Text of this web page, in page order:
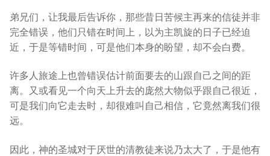
弟兄们，让我最后告诉你，那些昔日苦候主再来的信徒并非
完全错误，他们只错在时间上，以为主凯旋的日子已经迫
近，于是等错时间，可是他们本身的盼望，却不会白费。
许多人旅途上也曾错误估计前面要去的山跟自己之间的距
离。又或看见一个向天上升去的庞然大物似乎跟自己很近，
可是我们向它走去时，却很难叫自己相信，它竟然离我们很
远。
因此，神的圣城对于厌世的清教徒来说乃太大了，于是他有